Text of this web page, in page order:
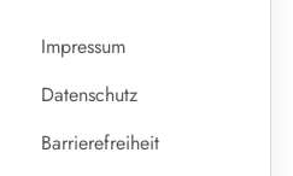
Impressum
Datenschutz
Barrierefreiheit